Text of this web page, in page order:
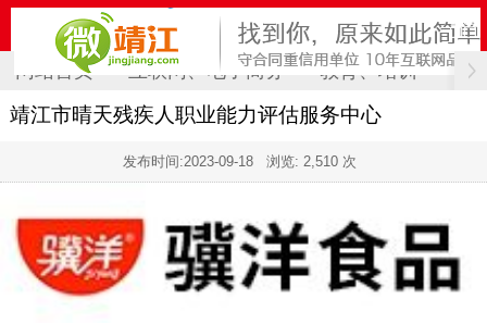
网站首页 互联网、电子商务 教育、培训 计
靖江市晴天残疾人职业能力评估服务中心
发布时间:2023-09-18 浏览: 2,510 次